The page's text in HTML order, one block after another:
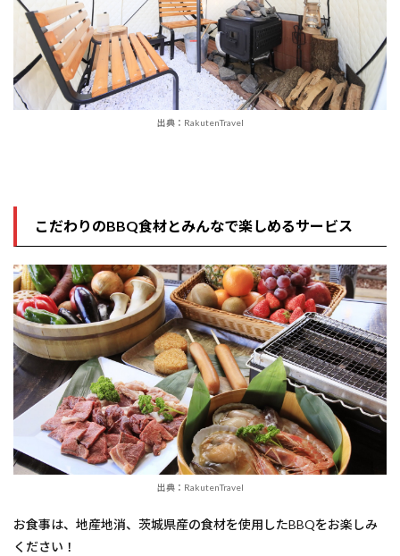
出典：RakutenTravel
こだわりのBBQ食材とみんなで楽しめるサービス
出典：RakutenTravel
お食事は、地産地消、茨城県産の食材を使用したBBQをお楽しみ
ください！